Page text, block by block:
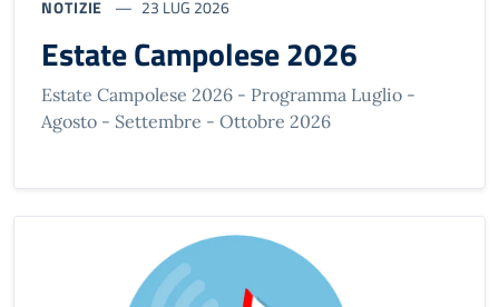
NOTIZIE 23 LUG 2026
Estate Campolese 2026
Estate Campolese 2026 - Programma Luglio -
Agosto - Settembre - Ottobre 2026